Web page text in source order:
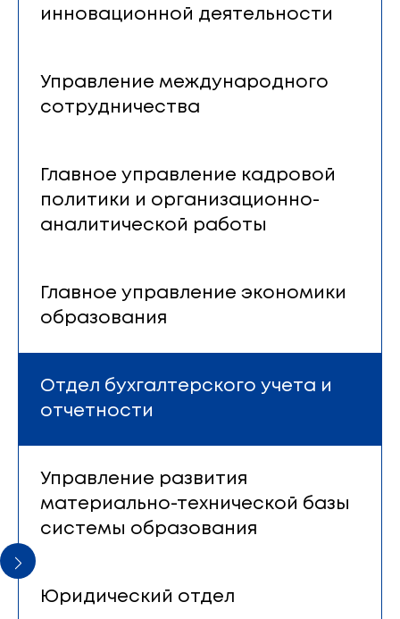
инновационной деятельности
Управление международного
сотрудничества
Главное управление кадровой
политики и организационно-
аналитической работы
Главное управление экономики
образования
Отдел бухгалтерского учета и
отчетности
Управление развития
материально-технической базы
системы образования
Юридический отдел